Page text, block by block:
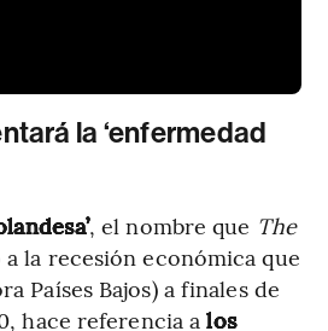
la ‘enfermedad
, el nombre que The
la recesión económica que
Países Bajos) a finales de
hace referencia a los